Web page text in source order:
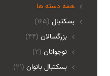
همه دسته ها
(165) بسکتبال
بزرگسالان (44)
نوجوانان (2)
بسکتبال بانوان (21)